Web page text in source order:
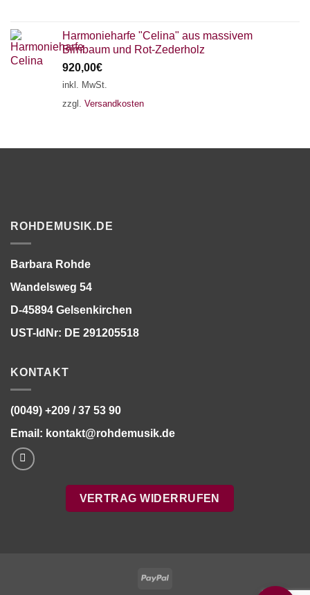
Harmonieharfe "Celina" aus massivem
Birnbaum und Rot-Zederholz
920,00€
inkl. MwSt.
zzgl. Versandkosten
ROHDEMUSIK.DE
Barbara Rohde
Wandelsweg 54
D-45894 Gelsenkirchen
UST-IdNr: DE 291205518
KONTAKT
(0049) +209 / 37 53 90
Email: kontakt@rohdemusik.de
VERTRAG WIDERRUFEN
PayPal